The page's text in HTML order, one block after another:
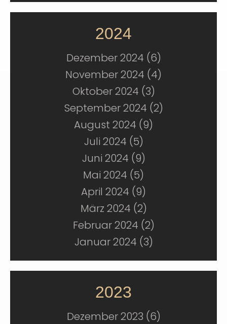
2024
Dezember 2024 (6)
November 2024 (4)
Oktober 2024 (3)
September 2024 (2)
August 2024 (9)
Juli 2024 (5)
Juni 2024 (9)
Mai 2024 (5)
April 2024 (9)
März 2024 (2)
Februar 2024 (2)
Januar 2024 (3)
2023
Dezember 2023 (6)